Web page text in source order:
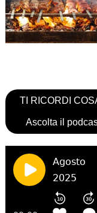
TI RICORDI
Ascolta il